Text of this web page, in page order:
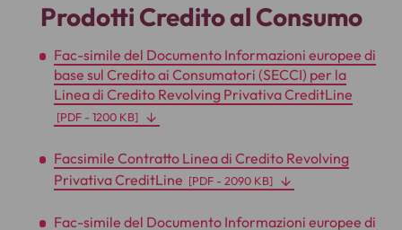
Prodotti Credito al Consumo
Fac-simile del Documento Informazioni europee di
base sul Credito ai Consumatori (SECCI) per la
Linea di Credito Revolving Privativa CreditLine
[PDF - 1200 KB]
Facsimile Contratto Linea di Credito Revolving
Privativa CreditLine [PDF - 2090 KB]
Fac-simile del Documento Informazioni europee di